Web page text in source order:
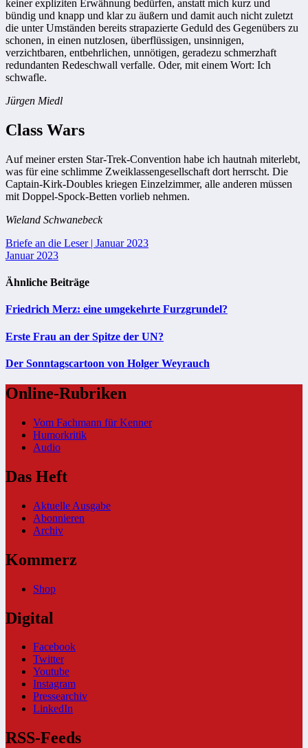
keiner expliziten Erwähnung bedürfen, anstatt mich kurz und
bündig und knapp und klar zu äußern und damit auch nicht zuletzt
die unter Umständen bereits strapazierte Geduld des Gegenübers zu
schonen, in einen nutzlosen, überflüssigen, unsinnigen,
verzichtbaren, entbehrlichen, unnötigen, geradezu schmerzhaft
redundanten Redeschwall verfalle. Oder, mit einem Wort: Ich
schwafle.
Jürgen Miedl
Class Wars
Auf meiner ersten Star-Trek-Convention habe ich hautnah miterlebt,
was für eine schlimme Zweiklassengesellschaft dort herrscht. Die
Captain-Kirk-Doubles kriegen Einzelzimmer, alle anderen müssen
mit Doppel-Spock-Betten vorlieb nehmen.
Wieland Schwanebeck
Beitragsnavigation
Briefe an die Leser | Januar 2023
Januar 2023
Ähnliche Beiträge
Friedrich Merz: eine umgekehrte Furzgrundel?
Erste Frau an der Spitze der UN?
Der Sonntagscartoon von Holger Weyrauch
Online-Rubriken
Vom Fachmann für Kenner
Humorkritik
Audio
Das Heft
Aktuelle Ausgabe
Abonnieren
Archiv
Kommerz
Shop
Digital
Facebook
Twitter
Youtube
Instagram
Pressearchiv
LinkedIn
RSS-Feeds